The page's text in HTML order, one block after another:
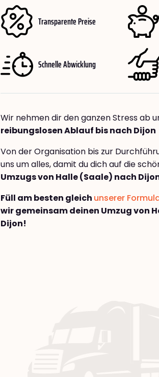
Transparente Preise
Schnelle Abwicklung
Wir nehmen dir den ganzen Stress ab
reibungslosen Ablauf bis nach Dijon
Von der Organisation bis zur
uns um alles, damit du dich auf die
Umzugs von Halle (Saale) nach
Füll am besten gleich unserer
wir gemeinsam deinen Umzug von
Dijon!